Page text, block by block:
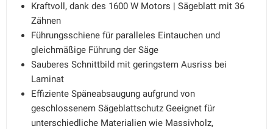
Kraftvoll, dank des 1600 W Motors | Sägeblatt mit 36
Zähnen
Führungsschiene für paralleles Eintauchen und
gleichmäßige Führung der Säge
Sauberes Schnittbild mit geringstem Ausriss bei
Laminat
Effiziente Späneabsaugung aufgrund von
geschlossenem Sägeblattschutz Geeignet für
unterschiedliche Materialien wie Massivholz,